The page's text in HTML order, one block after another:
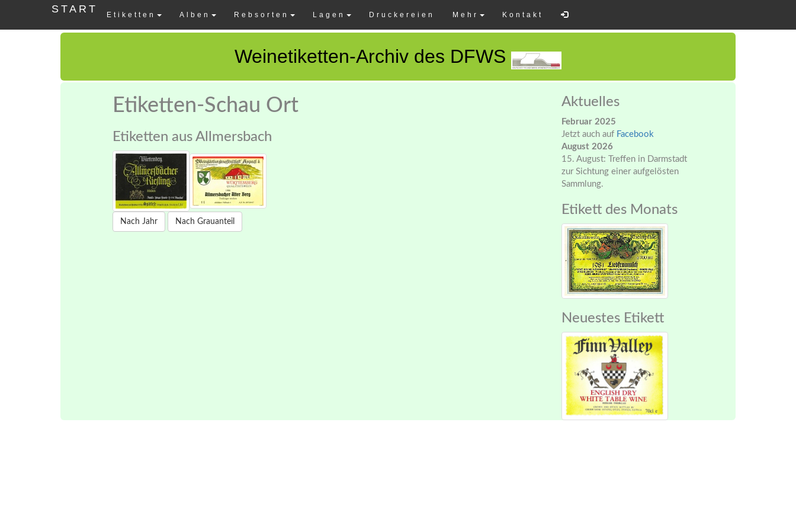
START Etiketten Alben Rebsorten Lagen Druckereien Mehr Kontakt
Weinetiketten-Archiv des DFWS
Etiketten-Schau Ort
Etiketten aus Allmersbach
Nach Jahr Nach Grauanteil
Aktuelles
Februar 2025
Jetzt auch auf Facebook
August 2026
15. August: Treffen in Darmstadt
zur Sichtung einer aufgelösten
Sammlung.
Etikett des Monats
Neuestes Etikett